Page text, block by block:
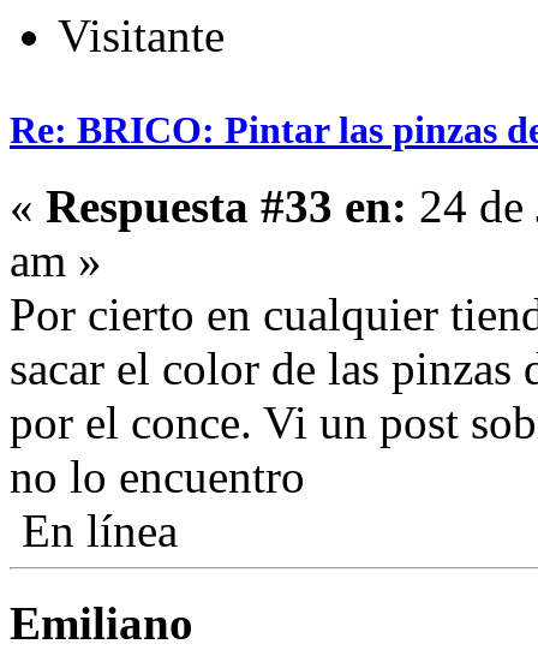
Visitante
Re: BRICO: Pintar las pinzas
« Respuesta #33 en: 24
am »
Por cierto en cualquier
sacar el color de las pinzas
por el conce. Vi un post
no lo encuentro
En línea
Emiliano